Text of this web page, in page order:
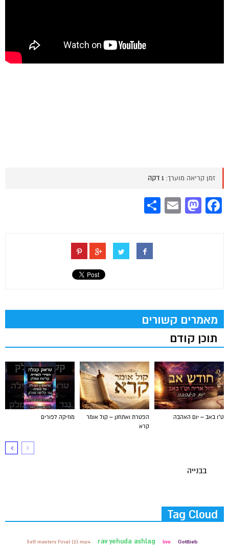
זמן קריאה מוערך: 1 דקה
Facebook
Mastodon
Email
מאמרים קשורים
תוכן קודם
מוזיקה לפורים
הפטרת ואתחנן – קול אומר
קרא
ט"ו באב – יום האהבה
בבנייה
Tag Cloud
Gottlieb
live
rav yehuda ashlag
Self mastery Final (2).mp4